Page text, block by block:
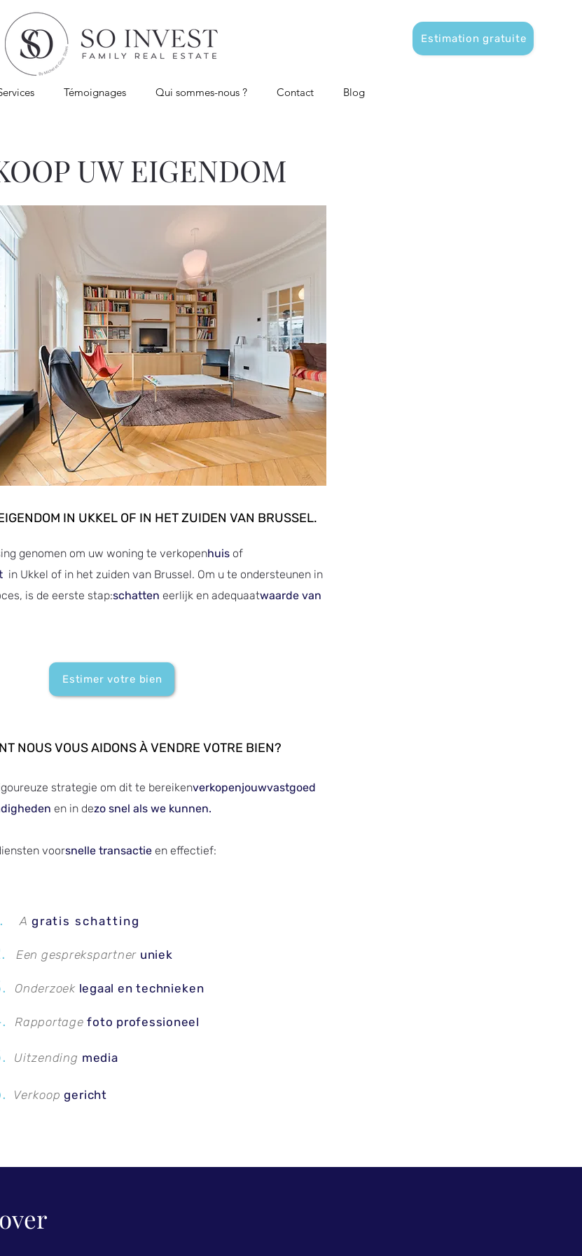
Estimation gratuite
Témoignages Qui sommes-nous ? Contact Blog
UW EIGENDOM
IN UKKEL OF IN HET ZUIDEN VAN BRUSSEL.
genomen om uw woning te verkopenhuis of
in Ukkel of in het zuiden van Brussel. Om u te ondersteunen in
is de eerste stap:schatten eerlijk en adequaatwaarde van
Estimer votre bien
NOUS VOUS AIDONS À VENDRE VOTRE BIEN?
strategie om dit te bereikenverkopenjouwvastgoed
en in dezo snel als we kunnen.
voorsnelle transactie en effectief:
A gratis schatting
Een gesprekspartner uniek
Onderzoek legaal en technieken
Rapportage foto professioneel
Uitzending media
Verkoop gericht